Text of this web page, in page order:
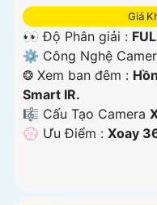
Giá
👀 Độ Phân giải :
⚙ Công Nghệ
❂ Xem ban đêm :
Smart IR.
🎼️ Cấu Tạo Camera
️💮 Ưu Điểm : Xoay